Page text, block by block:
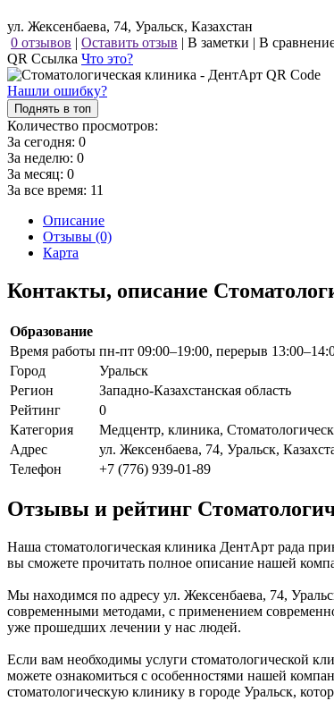
ул. Жексенбаева, 74, Уральск, Казахстан
0 отзывов | Оставить отзыв | В заметки | В
QR Ссылка Что это?
Нашли ошибку?
Поднять в топ
Количество просмотров:
За сегодня: 0
За неделю: 0
За месяц: 0
За все время: 11
Описание
Отзывы (0)
Карта
Контакты, описание
Образование
Время работы пн-пт 09:00–19:00, перерыв
Город
Уральск
Регион
Западно-Казахстанская область
Рейтинг
0
Категория
Медцентр, клиника,
Адрес
ул. Жексенбаева, 74, Уральск,
Телефон
+7 (776) 939-01-89
Отзывы и рейтинг
Наша стоматологическая клиника ДентАрт рада
вы сможете прочитать полное описание нашей
Мы находимся по адресу ул. Жексенбаева, 74,
современными методами, с применением
уже прошедших лечении у нас людей.
Если вам необходимы услуги стоматологической
можете ознакомиться с особенностями нашей
стоматологическую клинику в городе Уральск,